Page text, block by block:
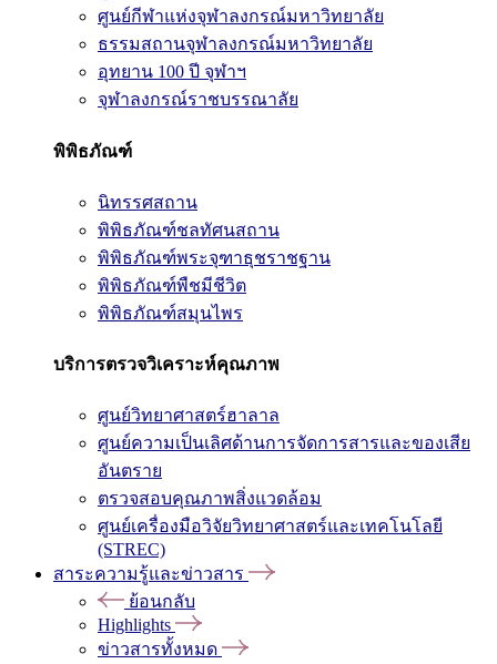
ศูนย์กีฬาแห่งจุฬาลงกรณ์มหาวิทยาลัย
ธรรมสถานจุฬาลงกรณ์มหาวิทยาลัย
อุทยาน 100 ปี จุฬาฯ
จุฬาลงกรณ์ราชบรรณาลัย
พิพิธภัณฑ์
นิทรรศสถาน
พิพิธภัณฑ์ชลทัศนสถาน
พิพิธภัณฑ์พระจุฑาธุชราชฐาน
พิพิธภัณฑ์พืชมีชีวิต
พิพิธภัณฑ์สมุนไพร
บริการตรวจวิเคราะห์คุณภาพ
ศูนย์วิทยาศาสตร์ฮาลาล
ศูนย์ความเป็นเลิศด้านการจัดการสารและของเสีย
อันตราย
ตรวจสอบคุณภาพสิ่งแวดล้อม
ศูนย์เครื่องมือวิจัยวิทยาศาสตร์และเทคโนโลยี
(STREC)
สาระความรู้และข่าวสาร
ย้อนกลับ
Highlights
ข่าวสารทั้งหมด